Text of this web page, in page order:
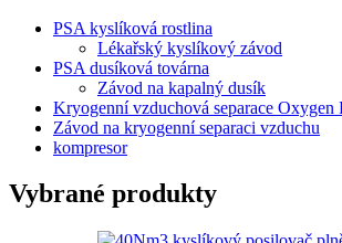
PSA kyslíková rostlina
Lékařský kyslíkový závod
PSA dusíková továrna
Závod na kapalný dusík
Kryogenní vzduchová separace Oxygen
Závod na kryogenní separaci vzduchu
kompresor
Vybrané produkty